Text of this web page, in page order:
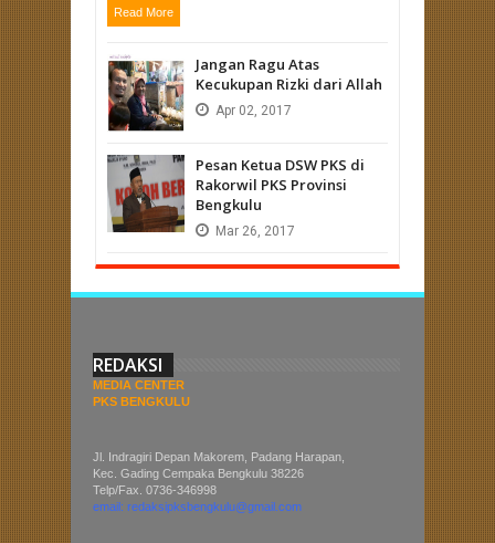
Read More
Jangan Ragu Atas
Kecukupan Rizki dari Allah
Apr 02, 2017
Pesan Ketua DSW PKS di
Rakorwil PKS Provinsi
Bengkulu
Mar 26, 2017
REDAKSI
MEDIA CENTER
PKS BENGKULU
Jl. Indragiri Depan Makorem, Padang Harapan,
Kec. Gading Cempaka Bengkulu 38226
Telp/Fax. 0736-346998
email: redaksipksbengkulu@gmail.com